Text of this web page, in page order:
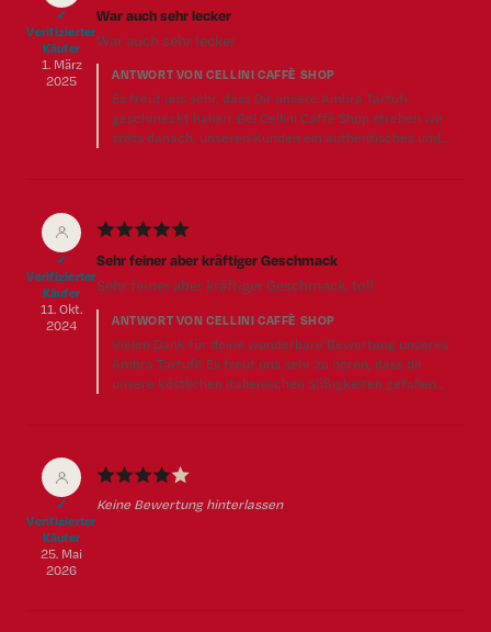
✓
Verifizierter
Käufer
1. März
2025
War auch sehr lecker
War auch sehr lecker
ANTWORT VON CELLINI CAFFÈ SHOP
Es freut uns sehr, dass Dir unsere Ambra Tartufi
geschmeckt haben. Bei Cellini Caffè Shop streben wir
stets danach, unseren Kunden ein authentisches und
✓
Verifizierter
Käufer
11. Okt.
2024
★★★★★
Sehr feiner aber kräftiger Geschmack
Sehr feiner aber kräftiger Geschmack, toll
ANTWORT VON CELLINI CAFFÈ SHOP
Vielen Dank für deine wunderbare Bewertung unseres
Ambra Tartufi! Es freut uns sehr zu hören, dass dir
unsere köstlichen italienischen Süßigkeiten gefallen
Shop begrüßen dürfen, um ein weiteres tolles Erlebnis zu
haben.
✓
Verifizierter
Käufer
25. Mai
2026
★★★★★
Keine Bewertung hinterlassen